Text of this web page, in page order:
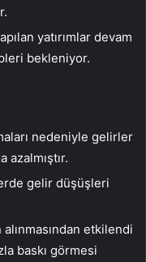
yatırımlar devam
bekleniyor.
nedeniyle gelirler
azalmıştır.
gelir düşüşleri
etkilendi
baskı görmesi